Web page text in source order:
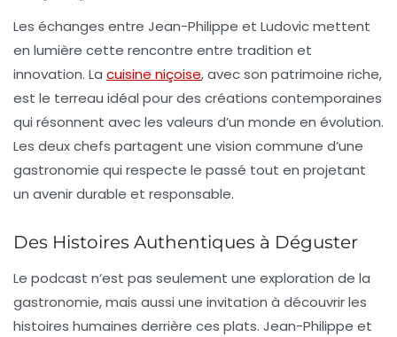
Les échanges entre Jean-Philippe et Ludovic mettent
en lumière cette rencontre entre tradition et
innovation. La cuisine niçoise, avec son patrimoine riche,
est le terreau idéal pour des créations contemporaines
qui résonnent avec les valeurs d’un monde en évolution.
Les deux chefs partagent une vision commune d’une
gastronomie qui respecte le passé tout en projetant
un avenir durable et responsable.
Des Histoires Authentiques à Déguster
Le podcast n’est pas seulement une exploration de la
gastronomie, mais aussi une invitation à découvrir les
histoires humaines derrière ces plats. Jean-Philippe et